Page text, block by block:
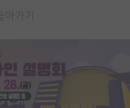
가기